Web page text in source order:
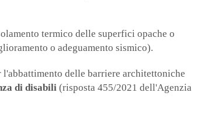
termico delle superfici opache o
o adeguamento sismico).
delle barriere architettoniche
di disabili (risposta 455/2021 dell'Agenzia